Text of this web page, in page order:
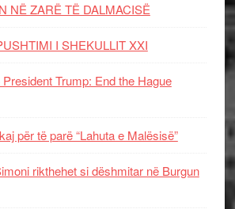
NË ZARË TË DALMACISË
I SHEKULLIT XXI
President Trump: End the Hague
për të parë “Lahuta e Malësisë”
rikthehet si dëshmitar në Burgun